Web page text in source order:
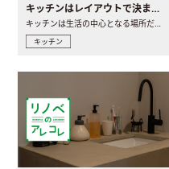
キッチンはレイアウトで決まる。後悔しないための考え方と選び方
キッチン